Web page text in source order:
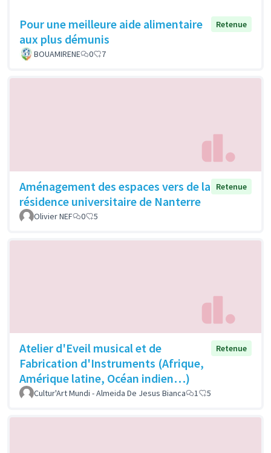
Pour une meilleure aide alimentaire
aux plus démunis
Retenue
BOUAMIRENE 0 7
Aménagement des espaces vers de la
résidence universitaire de Nanterre
Retenue
Olivier NEF 0 5
Atelier d'Eveil musical et de
Fabrication d'Instruments (Afrique,
Amérique latine, Océan indien…)
Retenue
Cultur'Art Mundi - Almeida De Jesus Bianca 1 5